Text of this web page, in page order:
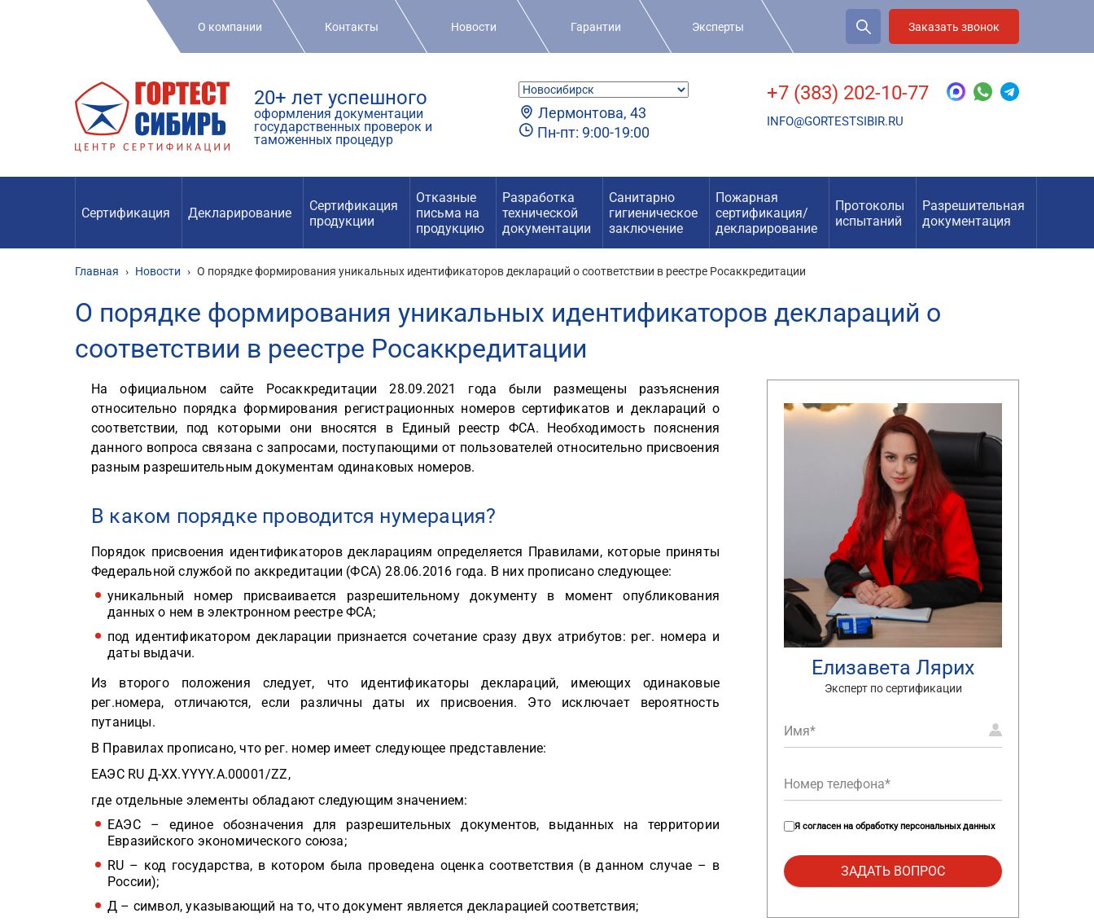
О компании Контакты Новости Гарантии Эксперты Заказать звонок
20+ лет успешного
оформления документации
государственных проверок и
таможенных процедур
Лермонтова, 43
Пн-пт: 9:00-19:00
+7 (383) 202-10-77
INFO@GORTESTSIBIR.RU
Сертификация Декларирование
Сертификация
продукции
Отказные
письма на
продукцию
Разработка
технической
документации
Санитарно
гигиеническое
заключение
Пожарная
сертификация/
декларирование
Протоколы
испытаний
Разрешительная
документация
Главная › Новости › О порядке формирования уникальных идентификаторов деклараций о соответствии в реестре Росаккредитации
О порядке формирования уникальных идентификаторов деклараций о
соответствии в реестре Росаккредитации
На официальном сайте Росаккредитации 28.09.2021 года были размещены разъяснения
относительно порядка формирования регистрационных номеров сертификатов и деклараций о
соответствии, под которыми они вносятся в Единый реестр ФСА. Необходимость пояснения
данного вопроса связана с запросами, поступающими от пользователей относительно присвоения
разным разрешительным документам одинаковых номеров.
В каком порядке проводится нумерация?
Порядок присвоения идентификаторов декларациям определяется Правилами, которые приняты
Федеральной службой по аккредитации (ФСА) 28.06.2016 года. В них прописано следующее:
уникальный номер присваивается разрешительному документу в момент опубликования
данных о нем в электронном реестре ФСА;
под идентификатором декларации признается сочетание сразу двух атрибутов: рег. номера и
даты выдачи.
Из второго положения следует, что идентификаторы деклараций, имеющих одинаковые
рег.номера, отличаются, если различны даты их присвоения. Это исключает вероятность
путаницы.
В Правилах прописано, что рег. номер имеет следующее представление:
ЕАЭС RU Д-ХХ.YYYY.А.00001/ZZ,
где отдельные элементы обладают следующим значением:
ЕАЭС – единое обозначения для разрешительных документов, выданных на территории
Евразийского экономического союза;
RU – код государства, в котором была проведена оценка соответствия (в данном случае – в
России);
Д – символ, указывающий на то, что документ является декларацией соответствия;
Елизавета Лярих
Эксперт по сертификации
Я согласен на обработку персональных данных